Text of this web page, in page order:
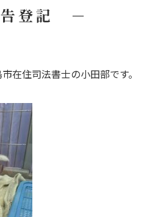
登記 －
在住司法書士の小田部です。